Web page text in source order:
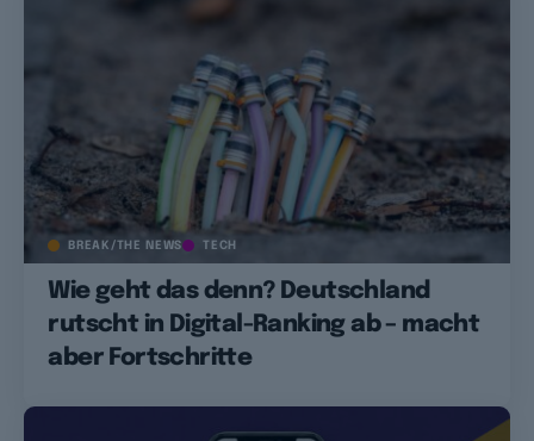
BREAK/THE NEWS TECH
Wie geht das denn? Deutschland
rutscht in Digital-Ranking ab – macht
aber Fortschritte